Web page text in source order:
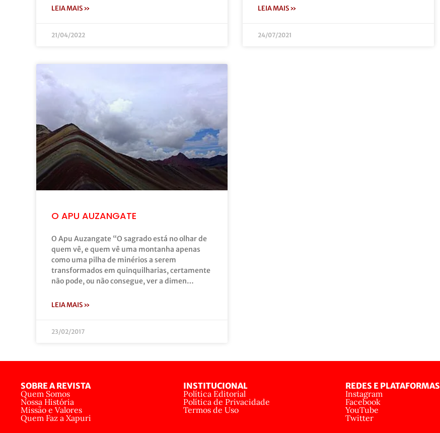
LEIA MAIS »
21/04/2022
LEIA MAIS »
24/07/2021
O APU AUZANGATE
O Apu Auzangate “O sagrado está no olhar de
quem vê, e quem vê uma montanha apenas
como uma pilha de minérios a serem
transformados em quinquilharias, certamente
não pode, ou não consegue, ver a dimen…
LEIA MAIS »
23/02/2017
SOBRE A REVISTA
Quem Somos
Nossa História
Missão e Valores
Quem Faz a Xapuri
INSTITUCIONAL
Política Editorial
Política de Privacidade
Termos de Uso
REDES E PLATAFORMAS
Instagram
Facebook
YouTube
Twitter